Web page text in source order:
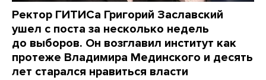
Ректор ГИТИСа Григорий Заславский
ушел с поста за несколько недель
до выборов. Он возглавил институт как
протеже Владимира Мединского и десять
лет старался нравиться власти